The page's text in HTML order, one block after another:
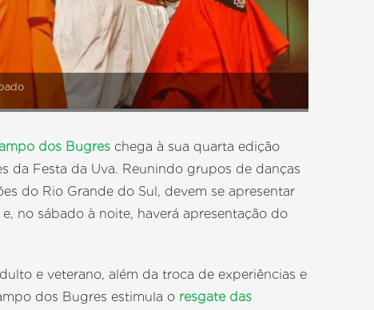
dos Bugres chega à sua quarta edição
da Festa da Uva. Reunindo grupos de danças
do Rio Grande do Sul, devem se apresentar
no sábado à noite, haverá apresentação do
e veterano, além da troca de experiências e
dos Bugres estimula o resgate das